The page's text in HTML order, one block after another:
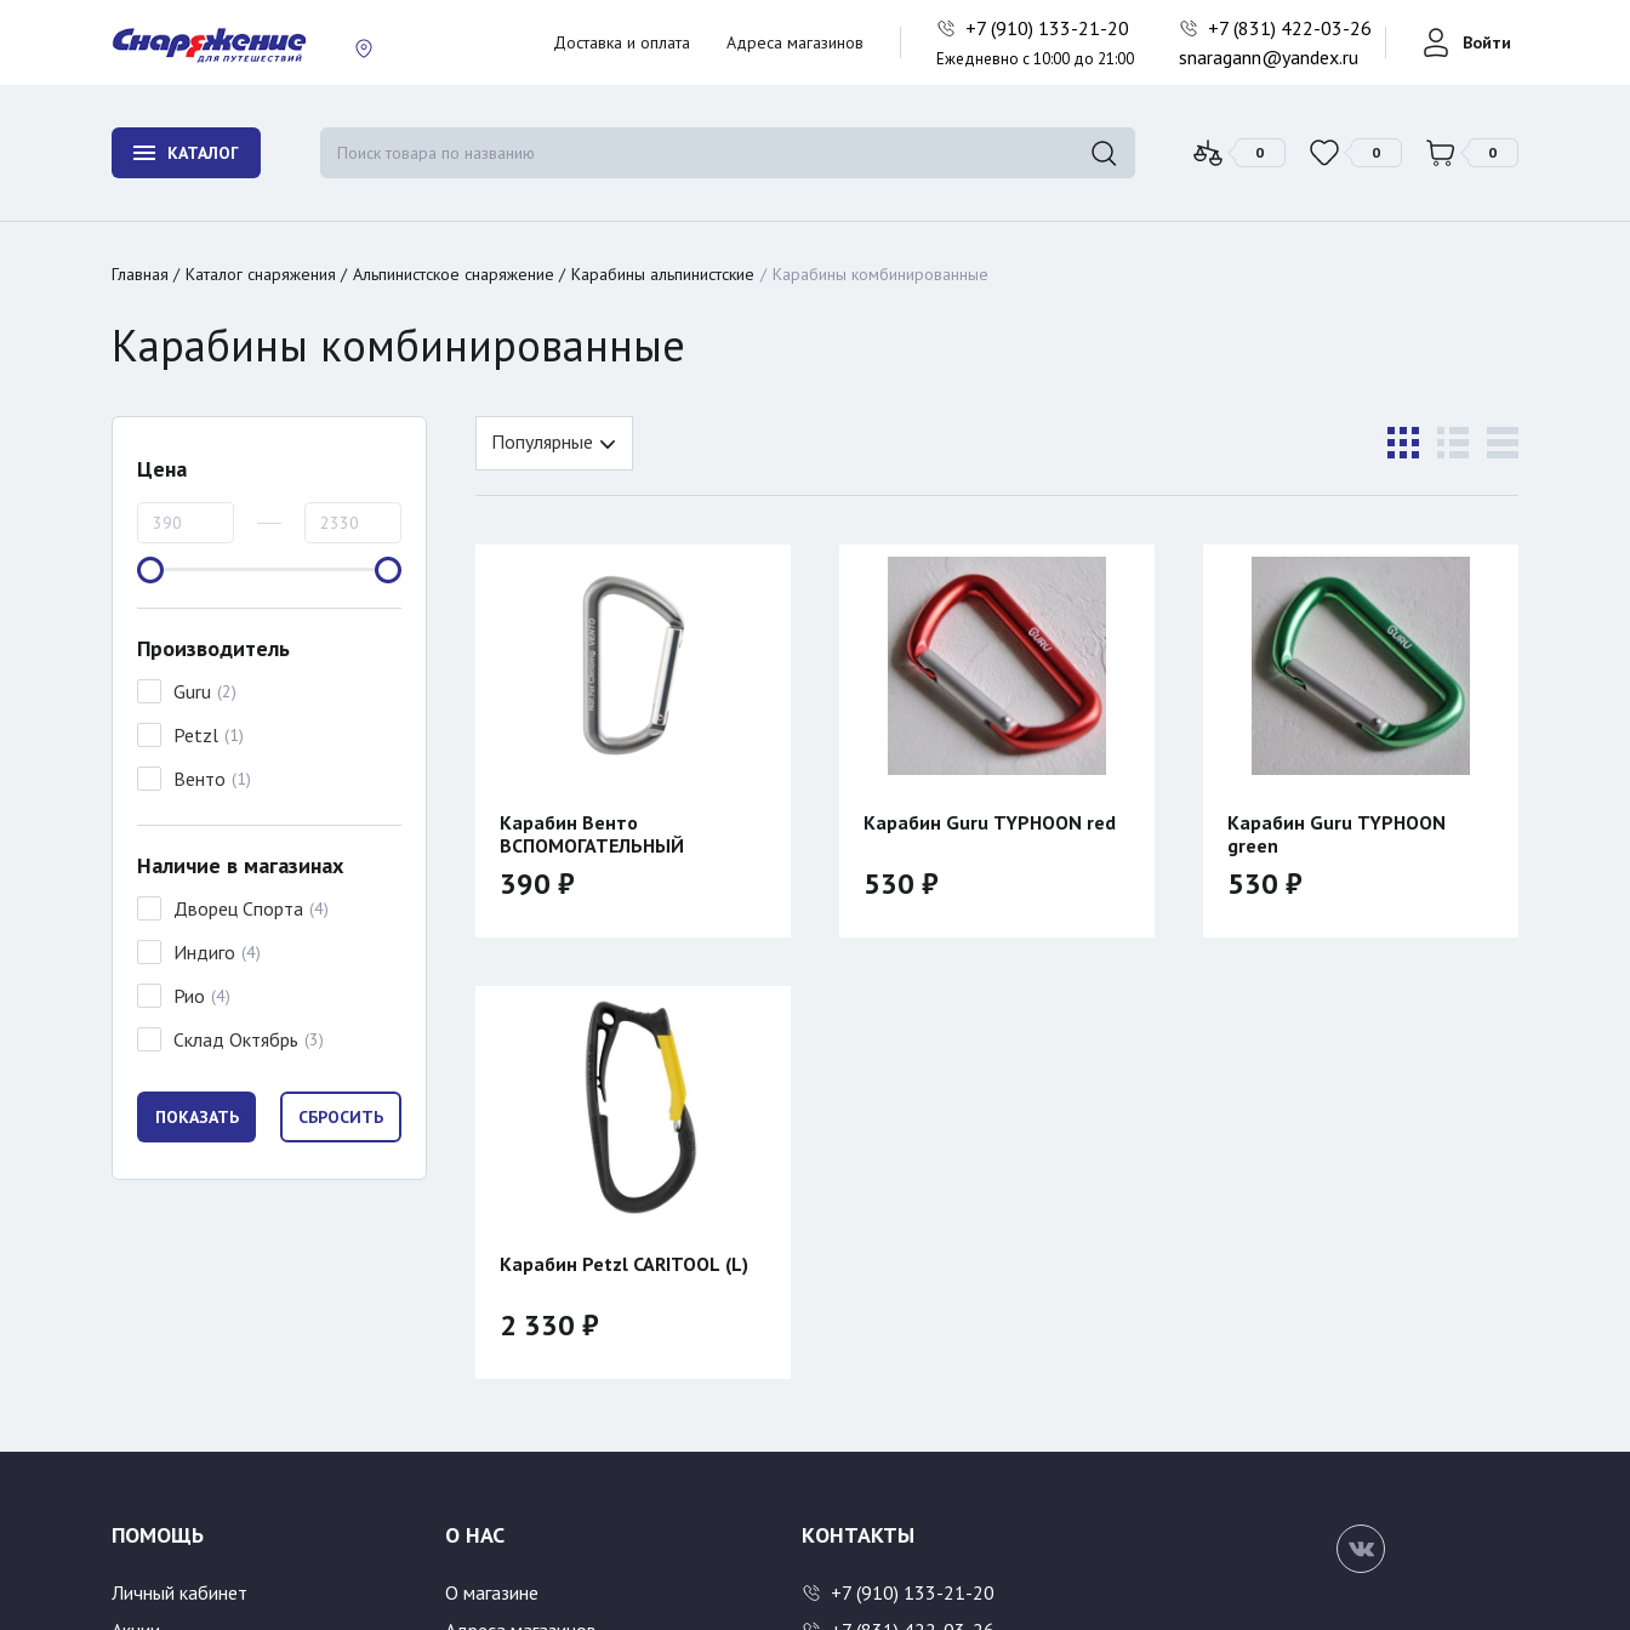
Доставка и оплата Адреса магазинов
+7 (910) 133-21-20
Ежедневно с 10:00 до 21:00
+7 (831) 422-03-26
snaragann@yandex.ru
Войти
КАТАЛОГ 0 0 0
Фонари поисковые
Фонари тактические
Главная Каталог снаряжения Альпинистское снаряжение Карабины альпинистские Карабины комбинированные
Карабины комбинированные
Цена
Производитель
Guru (2)
Petzl (1)
Венто (1)
Наличие в магазинах
Дворец Спорта (4)
Индиго (4)
Рио (4)
Склад Октябрь (3)
Популярные
Карабин Венто
ВСПОМОГАТЕЛЬНЫЙ
390 ₽
Карабин Guru TYPHOON red
530 ₽
Карабин Guru TYPHOON
green
530 ₽
Карабин Petzl CARITOOL (L)
2 330 ₽
ПОМОЩЬ
Личный кабинет
О НАС
О магазине
КОНТАКТЫ
+7 (910) 133-21-20